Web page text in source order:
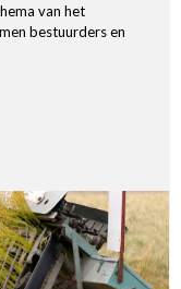
van het
bestuurders en